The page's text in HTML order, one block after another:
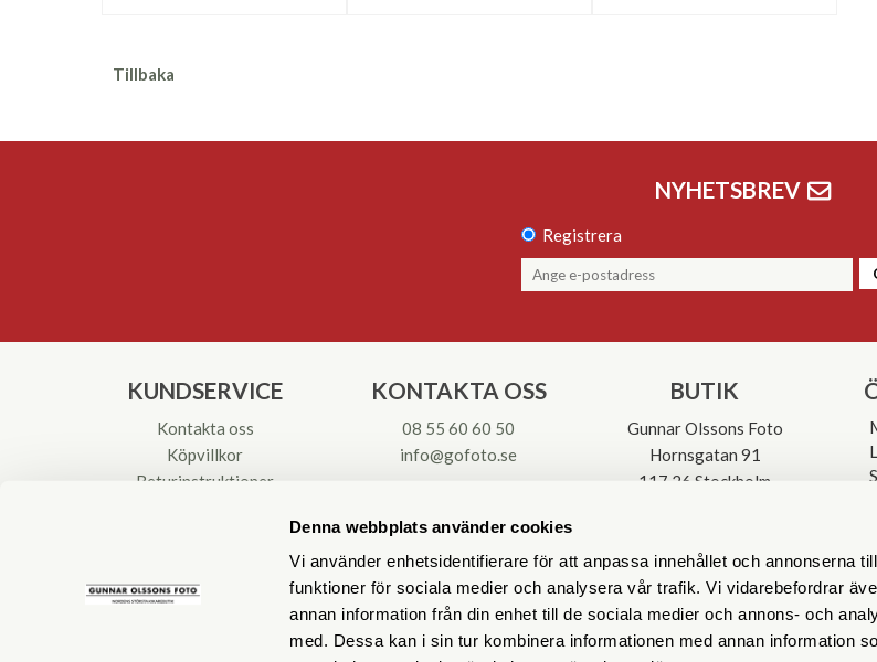
Denna webbplats använder cookies
Vi använder enhetsidentifierare för att anpassa innehållet och annonserna
funktioner för sociala medier och analysera vår trafik. Vi vidarebefordrar
annan information från din enhet till de sociala medier och annons- och
med. Dessa kan i sin tur kombinera informationen med annan information
Tillbaka
NYHETSBREV
Registrera
KUNDSERVICE
Kontakta oss
Köpvillkor
Returinstruktioner
KONTAKTA OSS
08 55 60 60 50
info@gofoto.se
BUTIK
Gunnar Olssons Foto
Hornsgatan 91
117 26 Stockholm